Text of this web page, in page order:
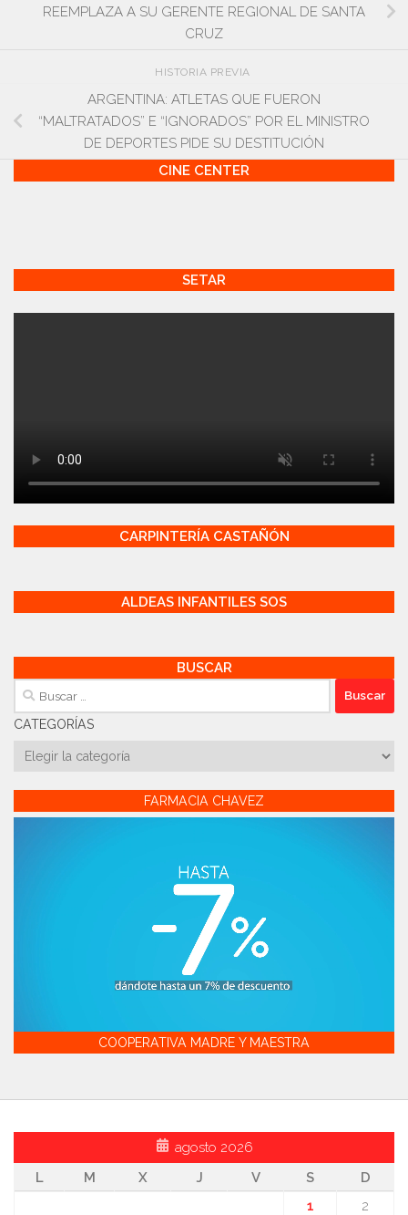
REEMPLAZA A SU GERENTE REGIONAL DE SANTA
CRUZ
HISTORIA PREVIA
ARGENTINA: ATLETAS QUE FUERON
“MALTRATADOS” E “IGNORADOS” POR EL MINISTRO
DE DEPORTES PIDE SU DESTITUCIÓN
CINE CENTER
SETAR
CARPINTERÍA CASTAÑÓN
ALDEAS INFANTILES SOS
BUSCAR
Buscar:
CATEGORÍAS
Categorías
FARMACIA CHAVEZ
COOPERATIVA MADRE Y MAESTRA
agosto 2026
L
M X J V S
D
1
2